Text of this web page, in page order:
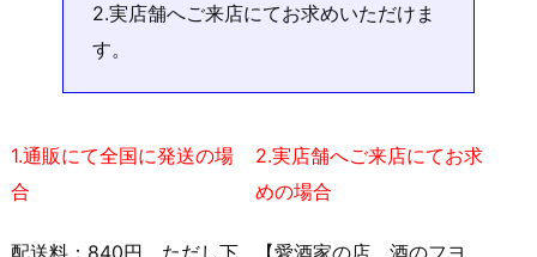
2.実店舗へご来店にてお求めいただけま
す。
1.通販にて全国に発送の場
合
配送料：840円 ただし下
2.実店舗へご来店にてお求
めの場合
【愛酒家の店 酒のフヨ